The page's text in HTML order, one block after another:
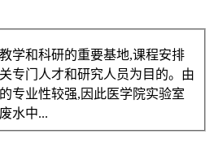
学和科研的重要基地,课程安排
专门人才和研究人员为目的。由
专业性较强,因此医学院实验室
水中...